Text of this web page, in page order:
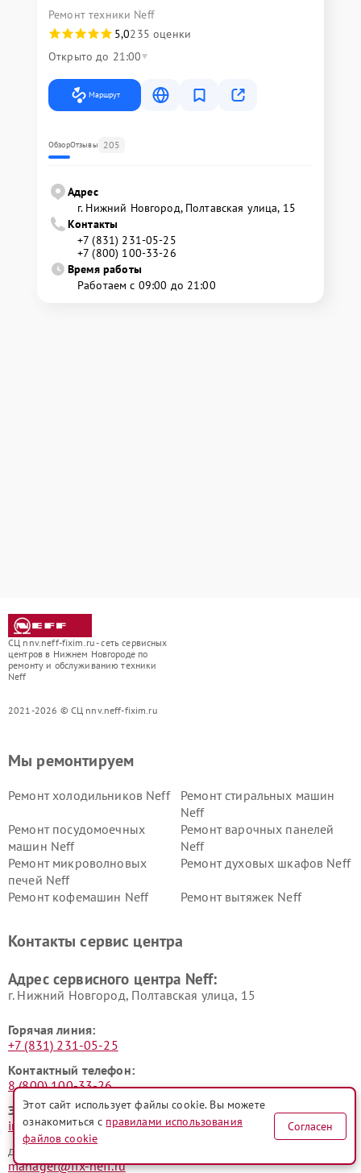
Ремонт техники Neff
5,0235 оценки
Открыто до 21:00
Маршрут
ОбзорОтзывы 205
Адрес
г. Нижний Новгород, Полтавская улица, 15
Контакты
+7 (831) 231-05-25
+7 (800) 100-33-26
Время работы
Работаем с 09:00 до 21:00
СЦ nnv.neff-fixim.ru - сеть сервисных
центров в Нижнем Новгороде по
ремонту и обслуживанию техники
Neff
2021-2026 © СЦ nnv.neff-fixim.ru
Мы ремонтируем
Ремонт холодильников Neff
Ремонт стиральных машин
Neff
Ремонт посудомоечных
машин Neff
Ремонт варочных панелей
Neff
Ремонт микроволновых
печей Neff
Ремонт духовых шкафов Neff
Ремонт кофемашин Neff Ремонт вытяжек Neff
Контакты сервис центра
Адрес сервисного центра Neff:
г. Нижний Новгород, Полтавская улица, 15
Горячая линия:
+7 (831) 231-05-25
Контактный телефон:
8 (800) 100-33-26
Электронная почта:
info@neff-fixim.ru
для юридических лиц
manager@fix-neff.ru
Этот сайт использует файлы cookie. Вы можете
ознакомиться с правилами использования
файлов cookie
Согласен